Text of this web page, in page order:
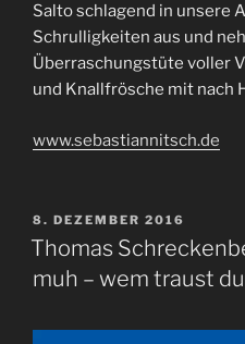
Salto schlagend in unsere
Schrulligkeiten aus und
Überraschungstüte voller
und Knallfrösche mit nach
www.sebastiannitsch.de
VERÖFFENTLICHT
AM
8. DEZEMBER 2016
Thomas
muh – wem traust